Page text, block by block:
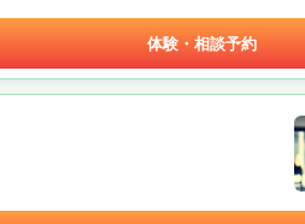
体験・相談予約